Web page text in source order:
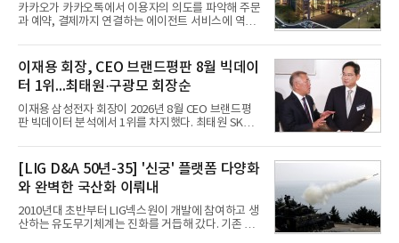
카카오가 카카오톡에서 이용자의 의도를 파악해 주문
과 예약, 결제까지 연결하는 에이전트 서비스에 역량
행 등으로 적용 범위를 넓혀 AI를 새로운 톡비즈 성장
축으로 만들겠다는 구상이다.정신아 카카오 대표는 6
일 열린 2분기 실적 발표 컨퍼런스콜에서 "AI는 톡비
즈 성장 재점화의 핵심이자 주요 매출원으로 자리 잡
을 것"이라며 이같은 AI 사업 전략을 공개했다. 카카
오는 이날 함께 발표한 2분기 연결 매출이 전년 동기
대비 9% 증가한 2조985억원, 영업이익은 36% 늘어
17% 증가하
이재용 회장, CEO 브랜드평판 8월 빅데이
터 1위...최태원·구광모 회장순
이재용 삼성전자 회장이 2026년 8월 CEO 브랜드평
판 빅데이터 분석에서 1위를 차지했다. 최태원 SK그
국기업평판연구소(소장 구창환)는 빅데이터뉴스와
함께 60명의 CEO 브랜드를 대상으로 2026년 7월 6
일부터 8월 6일까지 수집된 소비자 빅데이터
7,395,735건을 분석한 결과, 삼성 이재용 회장이 브
랜드평판지수 1,984,715를 기록하며 8월 1위에 올랐
다고 밝혔다. 분석에 활용된 빅데이터는 지난 7월
(14,233,797건) 대비 48.04% 감소한 수치다.8월
[LIG D&A 50년-35] '신궁' 플랫폼 다양화
와 완벽한 국산화 이뤄내
2010년대 초반부터 LIG넥스원이 개발에 참여하고 생
산하는 유도무기체계는 진화를 거듭해 갔다. 기존 무